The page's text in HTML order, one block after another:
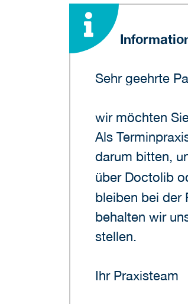
Sehr geehrte
wir möchten
Als
darum bitten,
über Doctolib
bleiben bei der
behalten wir
stellen.
Ihr Praxisteam